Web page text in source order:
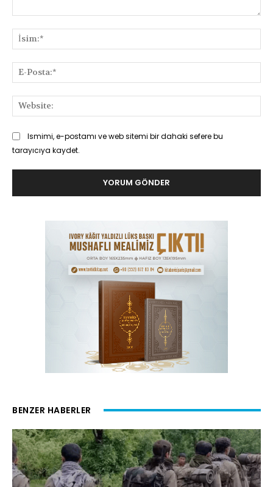
Ismimi, e-postamı ve web sitemi bir dahaki sefere bu
tarayıcıya kaydet.
BENZER HABERLER